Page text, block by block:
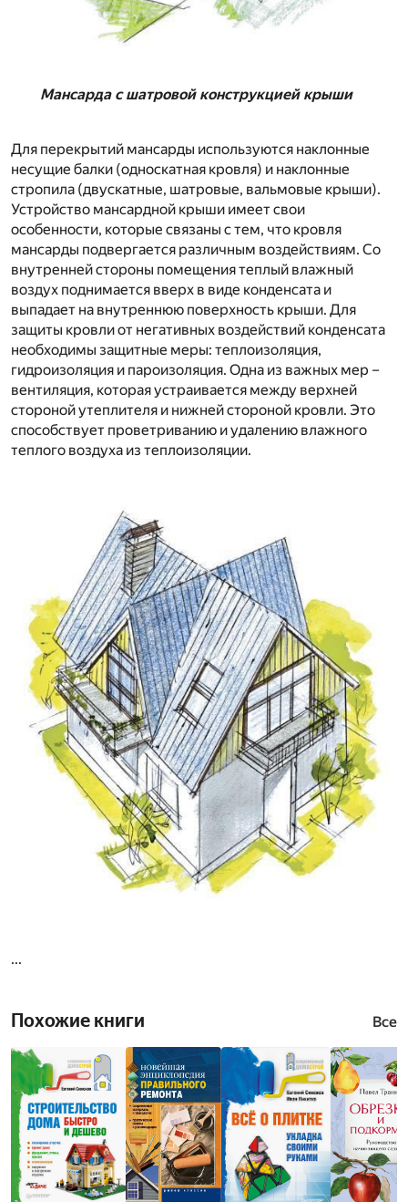
Мансарда с шатровой конструкцией крыши
Для перекрытий мансарды используются наклонные
несущие балки (односкатная кровля) и наклонные
стропила (двускатные, шатровые, вальмовые крыши).
Устройство мансардной крыши имеет свои
особенности, которые связаны с тем, что кровля
мансарды подвергается различным воздействиям. Со
внутренней стороны помещения теплый влажный
воздух поднимается вверх в виде конденсата и
выпадает на внутреннюю поверхность крыши. Для
защиты кровли от негативных воздействий конденсата
необходимы защитные меры: теплоизоляция,
гидроизоляция и пароизоляция. Одна из важных мер –
вентиляция, которая устраивается между верхней
стороной утеплителя и нижней стороной кровли. Это
способствует проветриванию и удалению влажного
теплого воздуха из теплоизоляции.
...
Похожие книги Все